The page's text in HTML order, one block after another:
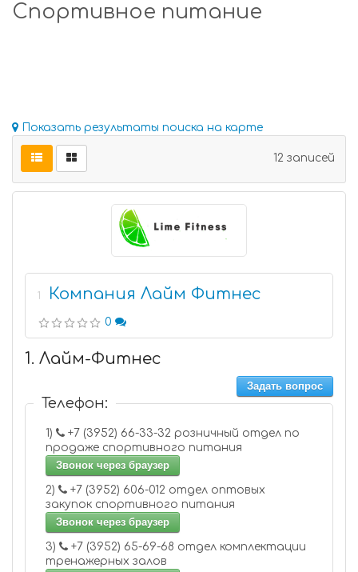
Спортивное питание
Показать результаты поиска на карте
12 записей
1 Компания Лайм Фитнес
0
1. Лайм-Фитнес
Задать вопрос
Телефон:
1)
продаже спортивного питания
Звонок через браузер
2)
закупок спортивного питания
Звонок через браузер
3)
тренажерных залов